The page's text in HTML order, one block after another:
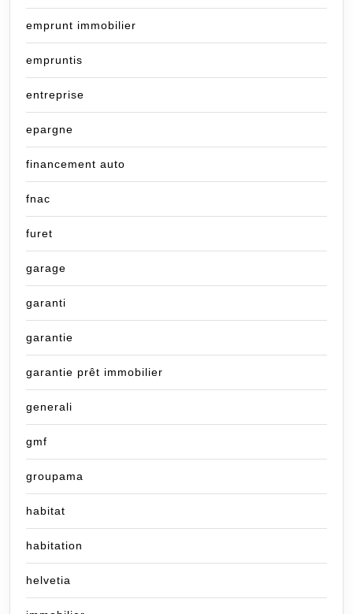
emprunt immobilier
empruntis
entreprise
epargne
financement auto
fnac
furet
garage
garanti
garantie
garantie prêt immobilier
generali
gmf
groupama
habitat
habitation
helvetia